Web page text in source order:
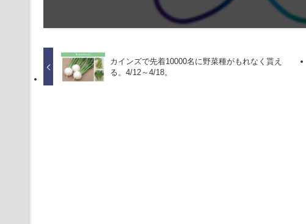
カインズで先着10000名に野菜種がもれなく貰え
る。4/12～4/18。